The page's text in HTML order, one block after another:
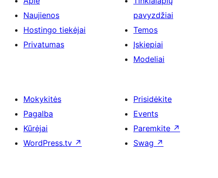
Naujienos
Hostingo tiekėjai
Privatumas
pavyzdžiai
Temos
Įskiepiai
Modeliai
Mokykitės
Pagalba
Kūrėjai
WordPress.tv ↗
Prisidėkite
Events
Paremkite ↗
Swag ↗